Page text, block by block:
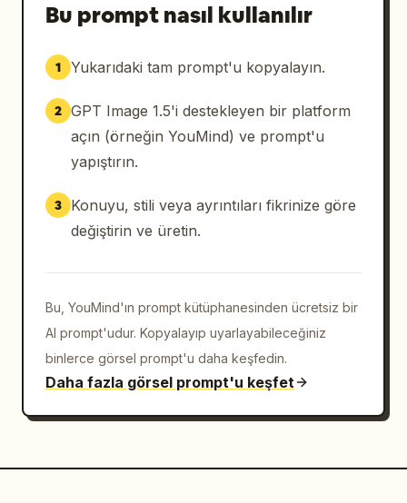
Bu prompt nasıl kullanılır
1 Yukarıdaki tam prompt'u kopyalayın.
2 GPT Image 1.5'i destekleyen bir platform
açın (örneğin YouMind) ve prompt'u
yapıştırın.
3
Konuyu, stili veya ayrıntıları fikrinize göre
değiştirin ve üretin.
Bu, YouMind'ın prompt kütüphanesinden ücretsiz bir
AI prompt'udur. Kopyalayıp uyarlayabileceğiniz
binlerce görsel prompt'u daha keşfedin.
Daha fazla görsel prompt'u keşfet